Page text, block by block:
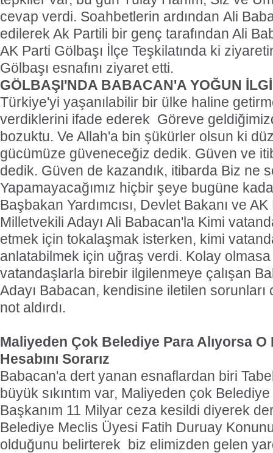
cevap verdi. Soahbetlerin ardından Ali
edilerek Ak Partili bir genç tarafından Ali
AK Parti Gölbaşı İlçe Teşkilatında ki
Gölbaşı esnafını ziyaret etti.
GÖLBAŞI'NDA BABACAN'A YOĞUN İLGİ
Türkiye'yi yaşanılabilir bir ülke haline
verdiklerini ifade ederek  Göreve
bozuktu. Ve Allah'a bin şükürler olsun ki
gücümüze güveneceğiz dedik. Güven ve
dedik. Güven de kazandık, itibarda Biz ne
Yapamayacağımız hiçbir şeye bugüne
Başbakan Yardımcısı, Devlet Bakanı ve
Milletvekili Adayı Ali Babacan'la Kimi
etmek için tokalaşmak isterken, kimi
anlatabilmek için uğraş verdi. Kolay
vatandaşlarla birebir ilgilenmeye çalışan
Adayı Babacan, kendisine iletilen sorunları
not aldırdı.
Maliyeden Çok Belediye Para Alıyorsa
Hesabını Sorarız
Babacan'a dert yanan esnaflardan biri
büyük sıkıntım var, Maliyeden çok
Başkanım 11 Milyar ceza kesildi diyerek
Belediye Meclis Üyesi Fatih Duruay
olduğunu belirterek  biz elimizden gelen